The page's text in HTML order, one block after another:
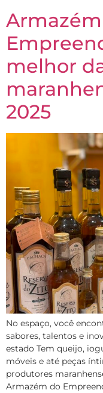
melhor
2025
No espaço, você
sabores, talentos e
estado Tem queijo,
móveis e até peças
produtores
Armazém do